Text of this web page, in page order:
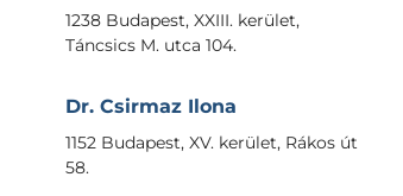
1238 Budapest, XXIII. kerület,
Táncsics M. utca 104.
Dr. Csirmaz Ilona
1152 Budapest, XV. kerület, Rákos út
58.